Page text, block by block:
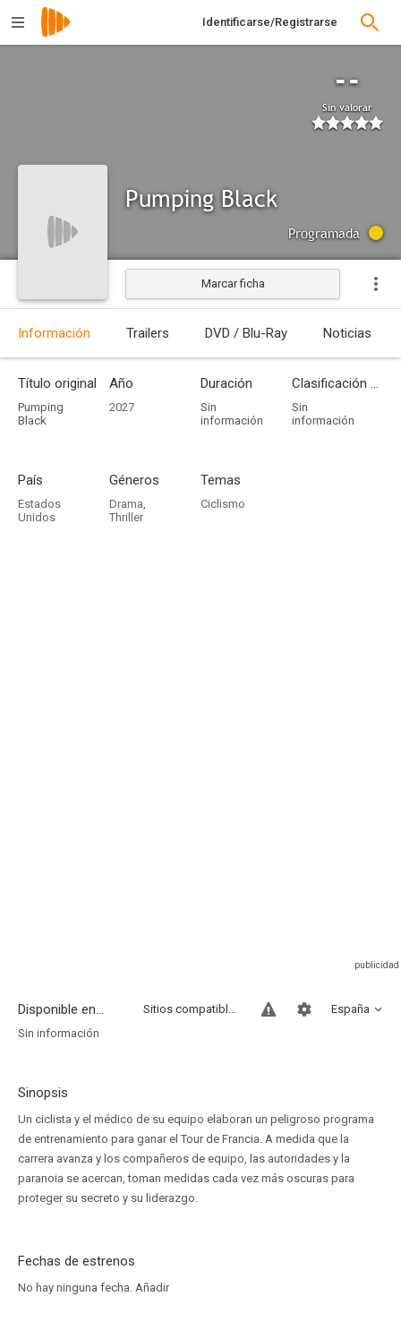
Identificarse/Registrarse
--
Sin valorar
Pumping Black
Programada
Marcar ficha
Información Trailers DVD / Blu-Ray Noticias
Título original
Pumping
Black
Año
2027
Duración
Sin
información
Clasificación por edades
Sin
información
País
Estados
Unidos
Géneros
Drama,
Thriller
Temas
Ciclismo
Disponible en... España
Sitios compatibles
Sin información
Sinopsis
Un ciclista y el médico de su equipo elaboran un peligroso programa
de entrenamiento para ganar el Tour de Francia. A medida que la
carrera avanza y los compañeros de equipo, las autoridades y la
paranoia se acercan, toman medidas cada vez más oscuras para
proteger su secreto y su liderazgo.
Fechas de estrenos
No hay ninguna fecha. Añadir